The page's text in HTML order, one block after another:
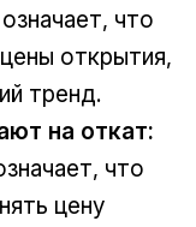
что
открытия,
тренд.
на откат:
что
цену